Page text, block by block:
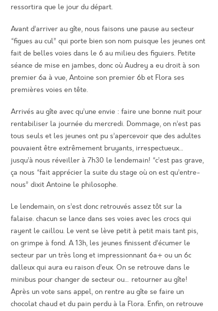
ressortira que le jour du départ.
Avant d’arriver au gîte, nous faisons une pause au secteur
“figues au cul” qui porte bien son nom puisque les jeunes ont
fait de belles voies dans le 6 au milieu des figuiers. Petite
séance de mise en jambes, donc où Audrey a eu droit à son
premier 6a à vue, Antoine son premier 6b et Flora ses
premières voies en tête.
Arrivés au gîte avec qu’une envie : faire une bonne nuit pour
rentabiliser la journée du mercredi. Dommage, on n’est pas
tous seuls et les jeunes ont pu s’apercevoir que des adultes
pouvaient être extrêmement bruyants, irrespectueux…
jusqu’à nous réveiller à 7h30 le lendemain! “c’est pas grave,
ça nous “fait apprécier la suite du stage où on est qu’entre-
nous” dixit Antoine le philosophe.
Le lendemain, on s’est donc retrouvés assez tôt sur la
falaise. chacun se lance dans ses voies avec les crocs qui
rayent le caillou. Le vent se lève petit à petit mais tant pis,
on grimpe à fond. A 13h, les jeunes finissent d’écumer le
secteur par un très long et impressionnant 6a+ ou un 6c
dalleux qui aura eu raison d’eux. On se retrouve dans le
minibus pour changer de secteur ou… retourner au gîte!
Après un vote sans appel, on rentre au gîte se faire un
chocolat chaud et du pain perdu à la Flora. Enfin, on retrouve